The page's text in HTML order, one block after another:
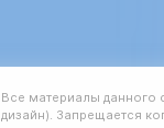
Все материалы данного
дизайн). Запрещается